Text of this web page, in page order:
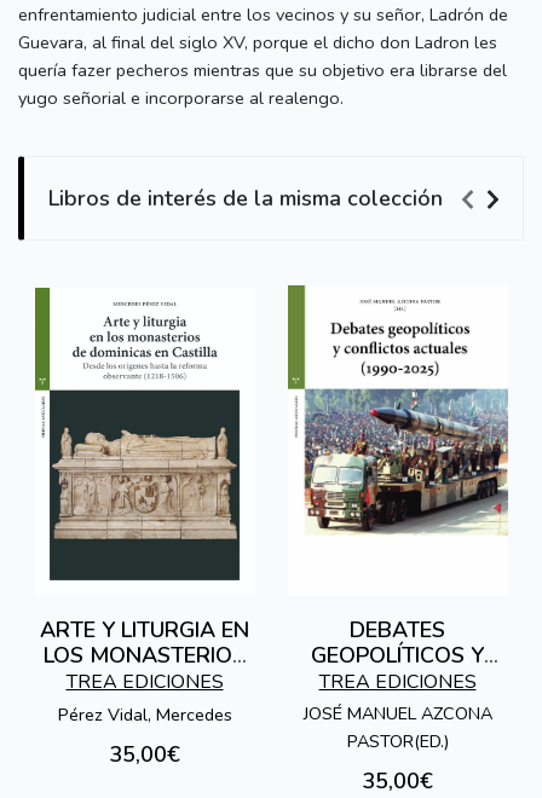
enfrentamiento judicial entre los vecinos y su señor, Ladrón de
Guevara, al final del siglo XV, porque el dicho don Ladron les
quería fazer pecheros mientras que su objetivo era librarse del
yugo señorial e incorporarse al realengo.
Libros de interés de la misma colección
ARTE Y LITURGIA EN
LOS MONASTERIOS
DE DOMINICAS EN
CASTILLA
TREA EDICIONES
Pérez Vidal, Mercedes
35,00€
DEBATES
GEOPOLÍTICOS Y
CONFLICTOS
ACTUALES (1990-
2025)
TREA EDICIONES
JOSÉ MANUEL AZCONA
PASTOR(ED.)
35,00€